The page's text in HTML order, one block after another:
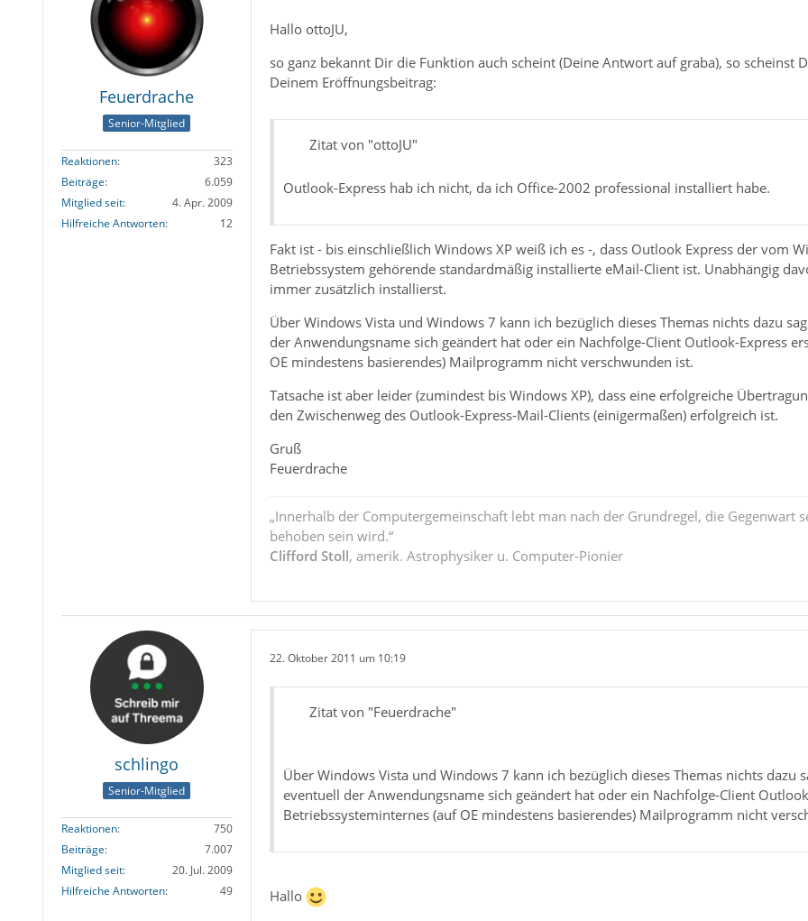
Feuerdrache
Senior-Mitglied
Reaktionen
323
Beiträge
6.059
Mitglied seit
4. Apr. 2009
Hilfreiche Antworten
12
Hallo ottoJU,
so ganz bekannt Dir die Funktion auch scheint (Deine Antwort auf graba), so scheinst
Deinem Eröffnungsbeitrag:
Zitat von "ottoJU"
Outlook-Express hab ich nicht, da ich Office-2002 professional installiert habe.
Fakt ist - bis einschließlich Windows XP weiß ich es -, dass Outlook Express der vom
Betriebssystem gehörende standardmäßig installierte eMail-Client ist. Unabhängig
immer zusätzlich installierst.
Über Windows Vista und Windows 7 kann ich bezüglich dieses Themas nichts dazu
der Anwendungsname sich geändert hat oder ein Nachfolge-Client Outlook-Express
OE mindestens basierendes) Mailprogramm nicht verschwunden ist.
Tatsache ist aber leider (zumindest bis Windows XP), dass eine erfolgreiche
den Zwischenweg des Outlook-Express-Mail-Clients (einigermaßen) erfolgreich ist.
Gruß
Feuerdrache
„Innerhalb der Computergemeinschaft lebt man nach der Grundregel, die Gegenwart
behoben sein wird.“
Clifford Stoll, amerik. Astrophysiker u. Computer-Pionier
schlingo
Senior-Mitglied
Reaktionen
750
Beiträge
7.007
Mitglied seit
20. Jul. 2009
Hilfreiche Antworten
49
22. Oktober 2011 um 10:19
Zitat von "Feuerdrache"
Über Windows Vista und Windows 7 kann ich bezüglich dieses Themas nichts dazu
eventuell der Anwendungsname sich geändert hat oder ein Nachfolge-Client
Betriebssysteminternes (auf OE mindestens basierendes) Mailprogramm nicht
Hallo